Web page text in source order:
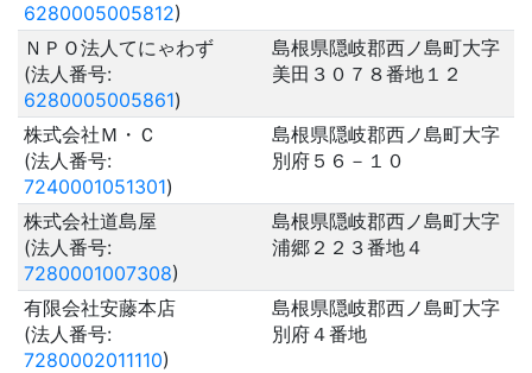
6280005005812)
ＮＰＯ法人てにゃわず
(法人番号:
6280005005861)
島根県隠岐郡西ノ島町大字
美田３０７８番地１２
株式会社Ｍ・Ｃ
(法人番号:
7240001051301)
島根県隠岐郡西ノ島町大字
別府５６－１０
株式会社道島屋
(法人番号:
7280001007308)
島根県隠岐郡西ノ島町大字
浦郷２２３番地４
有限会社安藤本店
(法人番号:
7280002011110)
島根県隠岐郡西ノ島町大字
別府４番地